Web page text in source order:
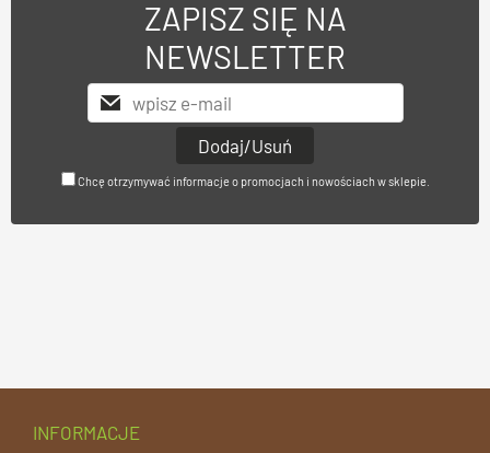
ZAPISZ SIĘ NA
NEWSLETTER
Chcę otrzymywać informacje o promocjach i nowościach w sklepie.
INFORMACJE